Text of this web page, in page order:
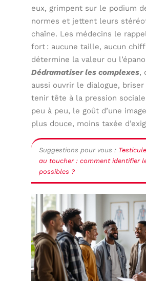
eux, grimpent sur le podium
normes et jettent leurs
chaîne. Les médecins le
fort : aucune taille, aucun
détermine la valeur ou
Dédramatiser les complexes,
aussi ouvrir le dialogue,
tenir tête à la pression
peu à peu, le goût d’une
plus douce, moins taxée
Suggestions pour vous :
au toucher : comment identifier
possibles ?